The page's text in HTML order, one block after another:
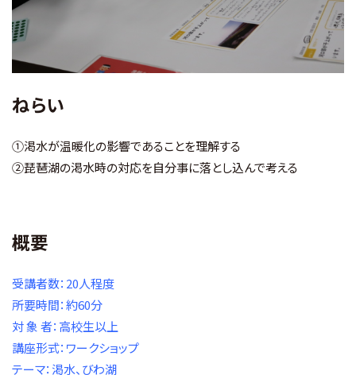
アクセス
お問い合わせ
Ohmi Environmental Plaza
ohmikankyo
ねらい
①渇水が温暖化の影響であることを理解する
②琵琶湖の渇水時の対応を自分事に落とし込んで考える
概要
受講者数：20人程度
所要時間：約60分
対 象 者：高校生以上
講座形式：ワークショップ
テーマ：渇水、びわ湖